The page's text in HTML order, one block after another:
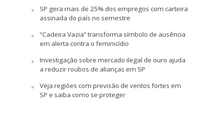
SP gera mais de 25% dos empregos com carteira
assinada do país no semestre
“Cadeira Vazia” transforma símbolo de ausência
em alerta contra o feminicídio
Investigação sobre mercado ilegal de ouro ajuda
a reduzir roubos de alianças em SP
Veja regiões com previsão de ventos fortes em
SP e saiba como se proteger